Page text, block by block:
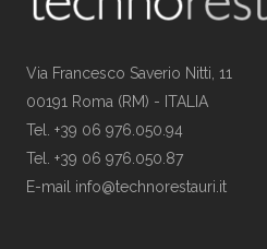
Via Francesco Saverio Nitti, 11
00191 Roma (RM) - ITALIA
Tel. +39 06 976.050.94
Tel. +39 06 976.050.87
E-mail info@technorestauri.it